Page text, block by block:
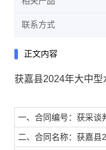
联系方式
正文内容
获嘉县2024年大中型
一、合同编号：获采谈
二、合同名称：获嘉县